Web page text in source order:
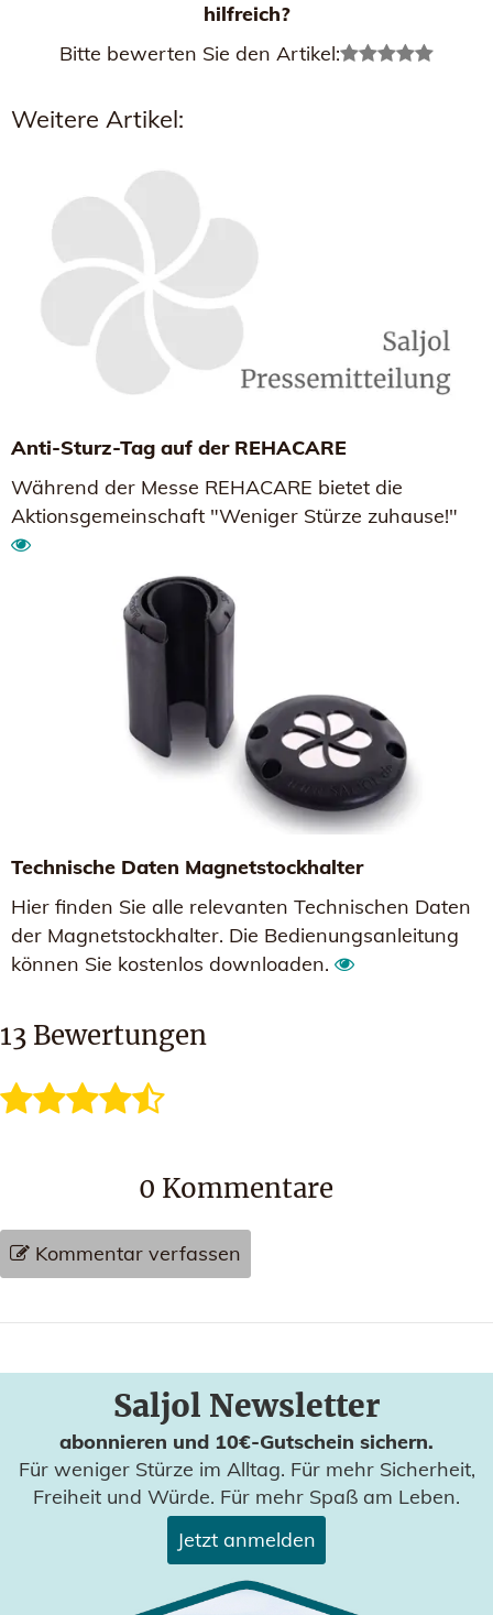
hilfreich?
Bitte bewerten Sie den Artikel:
Weitere Artikel:
Anti-Sturz-Tag auf der REHACARE
Während der Messe REHACARE bietet die
Aktionsgemeinschaft "Weniger Stürze zuhause!"
Technische Daten Magnetstockhalter
Hier finden Sie alle relevanten Technischen Daten
der Magnetstockhalter. Die Bedienungsanleitung
können Sie kostenlos downloaden.
13 Bewertungen
0 Kommentare
Kommentar verfassen
Saljol Newsletter
abonnieren und 10€-Gutschein sichern.
Für weniger Stürze im Alltag. Für mehr Sicherheit,
Freiheit und Würde. Für mehr Spaß am Leben.
Jetzt anmelden